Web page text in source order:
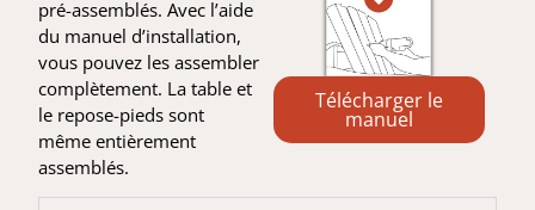
pré-assemblés. Avec l’aide
du manuel d’installation,
vous pouvez les assembler
complètement. La table et
le repose-pieds sont
même entièrement
assemblés.
Télécharger le
manuel